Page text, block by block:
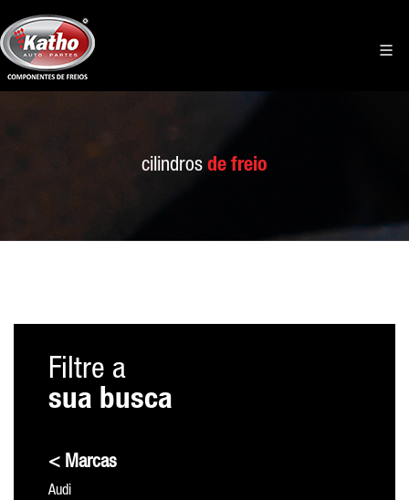
cilindros de freio
Filtre a
sua busca
< Marcas
Audi